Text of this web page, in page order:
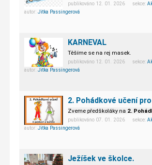
publikováno 12. 01. 2026 sekce:
autor: Jitka Passingerová
KARNEVAL
Těšíme se na rej masek.
publikováno 12. 01. 2026 sekce:
autor: Jitka Passingerová
Zveme předškoláky na 2.
publikováno 07. 01. 2026 sekce:
autor: Jitka Passingerová
Ježíšek ve školce.